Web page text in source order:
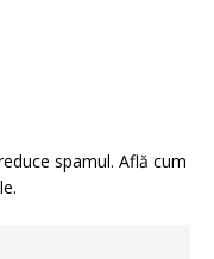
spamul. Află cum
.